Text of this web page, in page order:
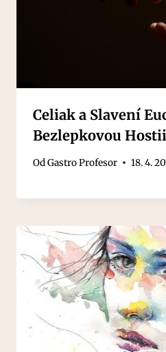
Celiak a Slavení
Bezlepkovou Hostii
OdGastro Profesor 18. 4.